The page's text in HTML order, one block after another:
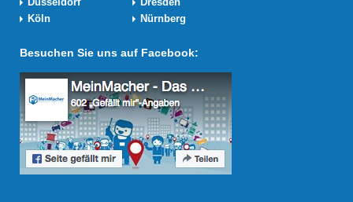
Köln
Nürnberg
Besuchen Sie uns auf Facebook: